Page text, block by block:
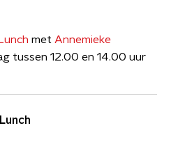
met Annemieke
tussen 12.00 en 14.00 uur